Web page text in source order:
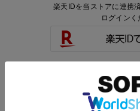
楽天IDを当ストアに連携
ログインく
楽天IDをお持ちで、当
お持ちでないお客
会員登録い